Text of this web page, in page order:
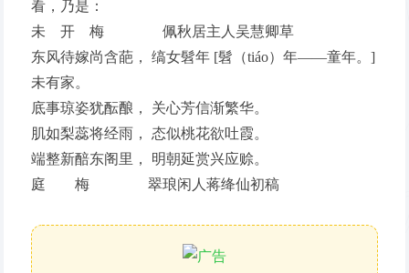
看，乃是：
未 开 梅 佩秋居主人吴慧卿草
东风待嫁尚含葩， 缟女髫年 [髫（tiáo）年——童年。]
未有家。
底事琼姿犹酝酿， 关心芳信渐繁华。
肌如梨蕊将经雨， 态似桃花欲吐霞。
端整新醅东阁里， 明朝延赏兴应赊。
庭 梅 翠琅闲人蒋绛仙初稿